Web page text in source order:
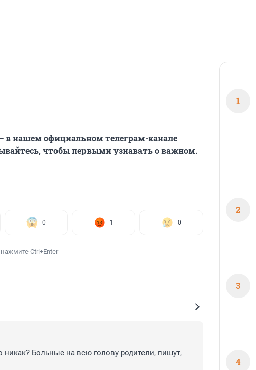
в нашем официальном телеграм-канале
чтобы первыми узнавать о важном.
0 1 0
Ctrl+Enter
никак? Больные на всю голову родители, пишут,
1
2
3
4